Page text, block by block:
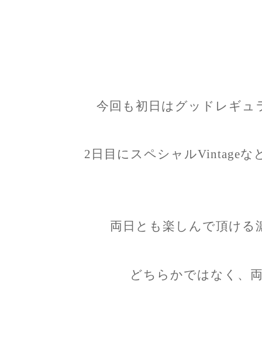
今回も初日はグッドレギュ
2日目にスペシャルVintageな
両日とも楽しんで頂ける
どちらかではなく、